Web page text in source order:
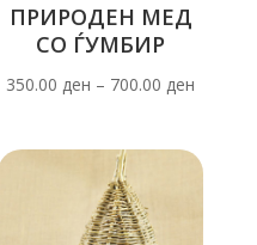
ПРИРОДЕН МЕД
СО ЃУМБИР
350.00 ден – 700.00 ден